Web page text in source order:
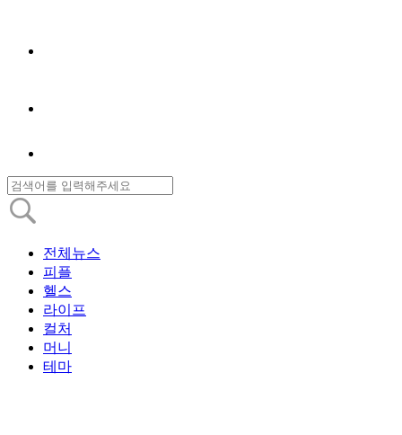
전체뉴스
피플
헬스
라이프
컬처
머니
테마